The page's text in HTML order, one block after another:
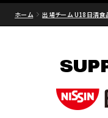
ホーム 出場チーム U18日清食